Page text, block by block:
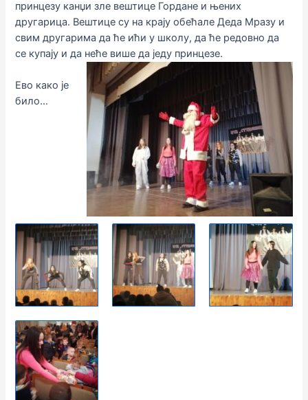
принцезу канџи зле вештице Гордане и њених
другарица. Вештице су на крају обећале Деда Мразу и
свим другарима да ће ићи у школу, да ће редовно да
се купају и да неће више да једу принцезе.
Ево како је
било…